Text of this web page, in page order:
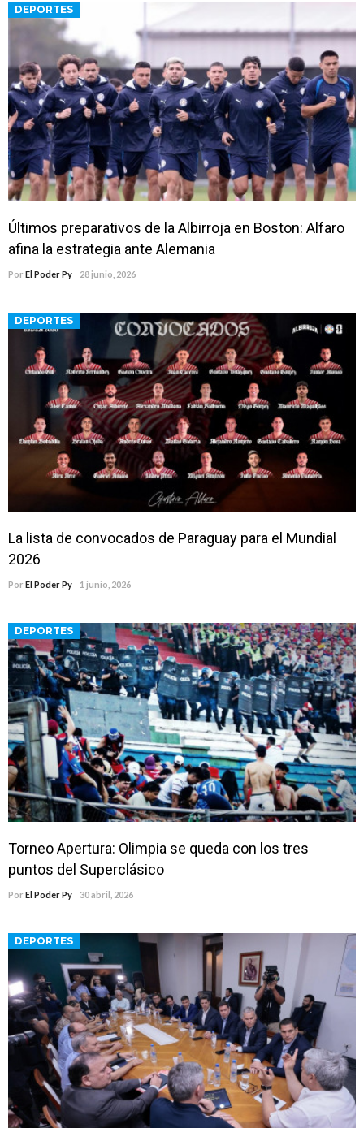
DEPORTES
Últimos preparativos de la Albirroja en Boston: Alfaro
afina la estrategia ante Alemania
Por El Poder Py 28 junio, 2026
DEPORTES
La lista de convocados de Paraguay para el Mundial
2026
Por El Poder Py 1 junio, 2026
DEPORTES
Torneo Apertura: Olimpia se queda con los tres
puntos del Superclásico
Por El Poder Py 30 abril, 2026
DEPORTES